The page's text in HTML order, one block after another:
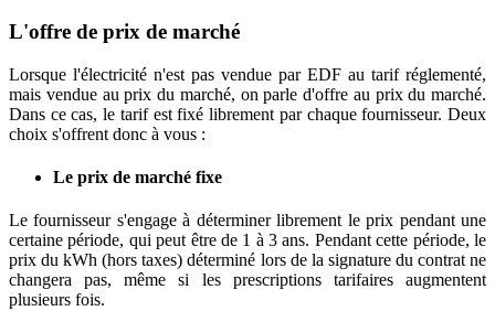
L'offre de prix de marché
Lorsque l'électricité n'est pas vendue par EDF au tarif réglementé,
mais vendue au prix du marché, on parle d'offre au prix du marché.
Dans ce cas, le tarif est fixé librement par chaque fournisseur. Deux
choix s'offrent donc à vous :
Le prix de marché fixe
Le fournisseur s'engage à déterminer librement le prix pendant une
certaine période, qui peut être de 1 à 3 ans. Pendant cette période, le
prix du kWh (hors taxes) déterminé lors de la signature du contrat ne
changera pas, même si les prescriptions tarifaires augmentent
plusieurs fois.